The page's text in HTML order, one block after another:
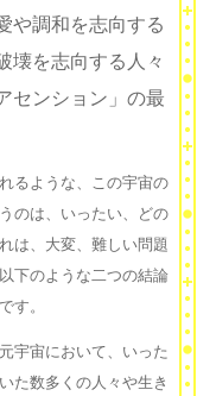
や調和を志向する
壊を志向する人々
センション」の最
るような、この宇宙の
のは、いったい、どの
は、大変、難しい問題
下のような二つの結論
す。
宇宙において、いった
た数多くの人々や生き